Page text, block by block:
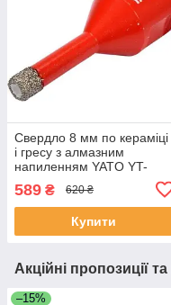
Свердло 8 мм по кераміці
і гресу з алмазним
напиленням YATO YT-
589 ₴ 620 ₴
Купити
Акційні пропозиції
–15%